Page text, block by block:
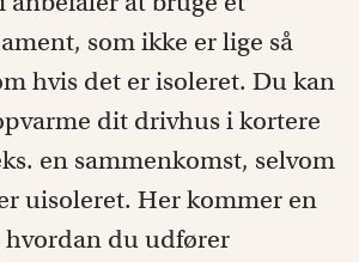
som ikke er lige så
hvis det er isoleret. Du kan
dit drivhus i kortere
en sammenkomst, selvom
uisoleret. Her kommer en
hvordan du udfører